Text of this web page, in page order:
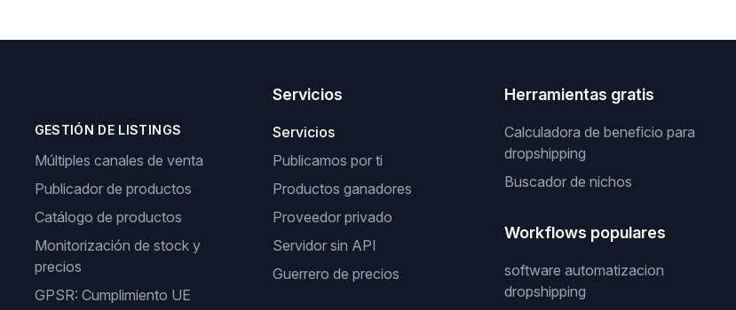
GESTIÓN DE LISTINGS
Múltiples canales de venta
Publicador de productos
Catálogo de productos
Monitorización de stock y
precios
GPSR: Cumplimiento UE
Servicios
Servicios
Publicamos por ti
Productos ganadores
Proveedor privado
Servidor sin API
Guerrero de precios
Herramientas gratis
Calculadora de beneficio para
dropshipping
Buscador de nichos
Workflows populares
software automatizacion
dropshipping